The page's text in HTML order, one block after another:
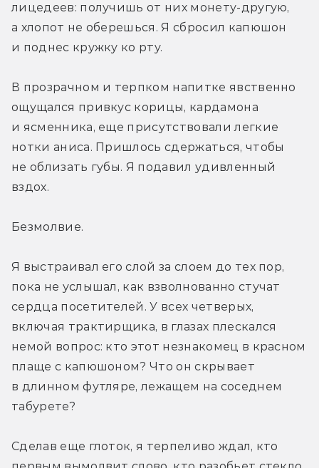
лицедеев: получишь от них монету-другую,
а хлопот не оберешься. Я сбросил капюшон
и поднес кружку ко рту.
В прозрачном и терпком напитке явственно
ощущался привкус корицы, кардамона
и ясменника, еще присутствовали легкие
нотки аниса. Пришлось сдержаться, чтобы
не облизать губы. Я подавил удивленный
вздох.
Безмолвие.
Я выстраивал его слой за слоем до тех пор,
пока не услышал, как взволнованно стучат
сердца посетителей. У всех четверых,
включая трактирщика, в глазах плескался
немой вопрос: кто этот незнакомец в красном
плаще с капюшоном? Что он скрывает
в длинном футляре, лежащем на соседнем
табурете?
Сделав еще глоток, я терпеливо ждал, кто